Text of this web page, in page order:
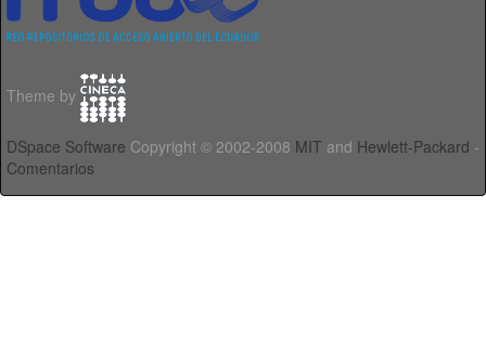
Theme by
DSpace Software Copyright © 2002-2008 MIT and Hewlett-Packard -
Comentarios